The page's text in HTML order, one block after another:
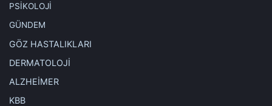
PSİKOLOJİ
GÜNDEM
GÖZ HASTALIKLARI
DERMATOLOJİ
ALZHEİMER
KBB